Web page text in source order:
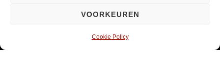
VOORKEUREN
Cookie Policy